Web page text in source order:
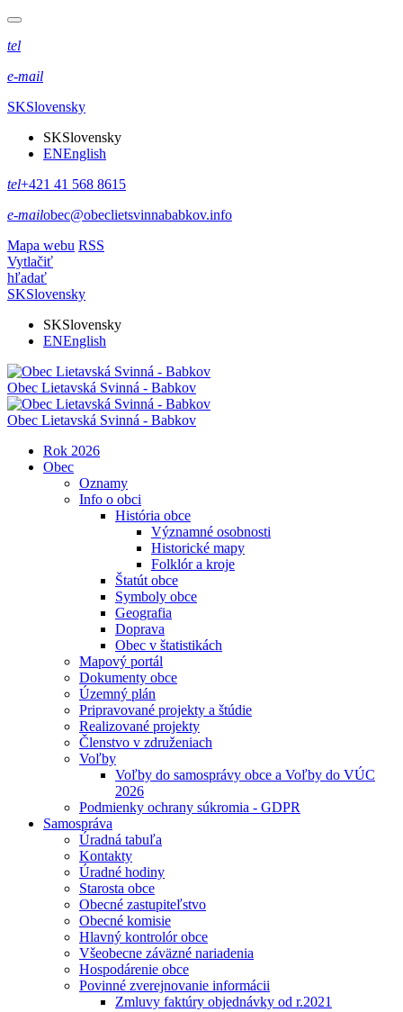
tel
e-mail
SKSlovensky
SKSlovensky
ENEnglish
tel+421 41 568 8615
e-mailobec@obeclietsvinnababkov.info
Mapa webu RSS
Vytlačiť
hľadať
SKSlovensky
SKSlovensky
ENEnglish
Obec Lietavská Svinná - Babkov
Obec Lietavská Svinná - Babkov
Rok 2026
Obec
Oznamy
Info o obci
História obce
Významné osobnosti
Historické mapy
Folklór a kroje
Štatút obce
Symboly obce
Geografia
Doprava
Obec v štatistikách
Mapový portál
Dokumenty obce
Územný plán
Pripravované projekty a štúdie
Realizované projekty
Členstvo v združeniach
Voľby
Voľby do samosprávy obce a Voľby do VÚC
2026
Podmienky ochrany súkromia - GDPR
Samospráva
Úradná tabuľa
Kontakty
Úradné hodiny
Starosta obce
Obecné zastupiteľstvo
Obecné komisie
Hlavný kontrolór obce
Všeobecne záväzné nariadenia
Hospodárenie obce
Povinné zverejnovanie informácii
Zmluvy faktúry objednávky od r.2021